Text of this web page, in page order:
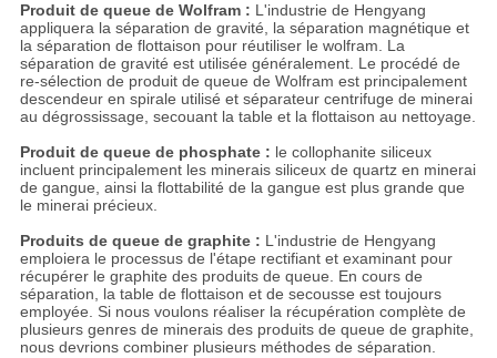
Produit de queue de Wolfram : L'industrie de Hengyang
appliquera la séparation de gravité, la séparation magnétique et
la séparation de flottaison pour réutiliser le wolfram. La
séparation de gravité est utilisée généralement. Le procédé de
re-sélection de produit de queue de Wolfram est principalement
descendeur en spirale utilisé et séparateur centrifuge de minerai
au dégrossissage, secouant la table et la flottaison au nettoyage.
Produit de queue de phosphate : le collophanite siliceux
incluent principalement les minerais siliceux de quartz en minerai
de gangue, ainsi la flottabilité de la gangue est plus grande que
le minerai précieux.
Produits de queue de graphite : L'industrie de Hengyang
emploiera le processus de l'étape rectifiant et examinant pour
récupérer le graphite des produits de queue. En cours de
séparation, la table de flottaison et de secousse est toujours
employée. Si nous voulons réaliser la récupération complète de
plusieurs genres de minerais des produits de queue de graphite,
nous devrions combiner plusieurs méthodes de séparation.